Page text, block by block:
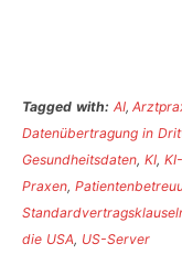
Tagged with: AI,
Datenübertragung in
Gesundheitsdaten, KI,
Praxen,
die USA, US-Server